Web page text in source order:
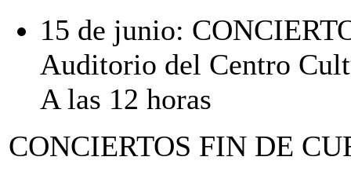
15 de junio:
Auditorio del Centro
A las 12 horas
CONCIERTOS FIN DE